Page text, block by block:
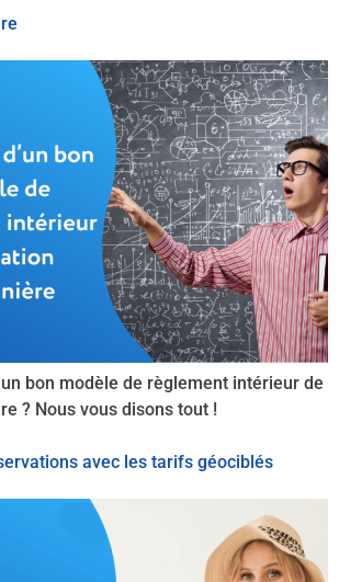
bon modèle de règlement intérieur de
? Nous vous disons tout !
avec les tarifs géociblés